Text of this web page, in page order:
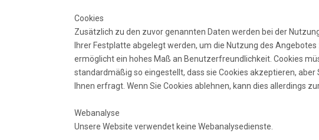
Cookies
Zusätzlich zu den zuvor genannten Daten werden bei der
Ihrer Festplatte abgelegt werden, um die Nutzung des
ermöglicht ein hohes Maß an Benutzerfreundlichkeit. Cookies
standardmäßig so eingestellt, dass sie Cookies akzeptieren,
Ihnen erfragt. Wenn Sie Cookies ablehnen, kann dies allerdings
Webanalyse
Unsere Website verwendet keine Webanalysedienste.